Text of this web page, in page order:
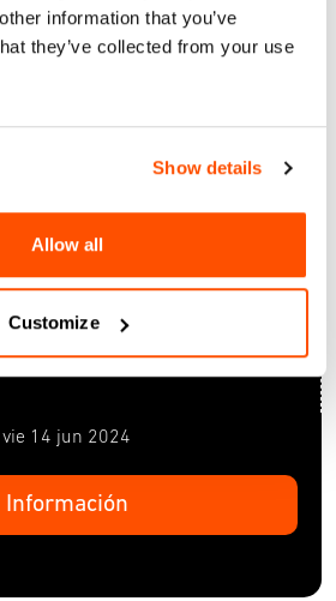
information that you’ve
they’ve collected from your use
Show details
Allow all
Customize
arts-
ARTE PÚBLICO /
PÚBLICA 2024: UN
ARTISTAS
14 jun 2024
Información